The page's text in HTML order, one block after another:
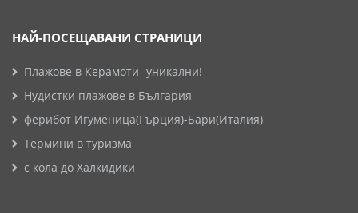
НАЙ-ПОСЕЩАВАНИ СТРАНИЦИ
Плажове в Керамоти- уникални!
Нудистки плажове в България
ферибот Игуменица(Гърция)-Бари(Италия)
Термини в туризма
с кола до Халкидики